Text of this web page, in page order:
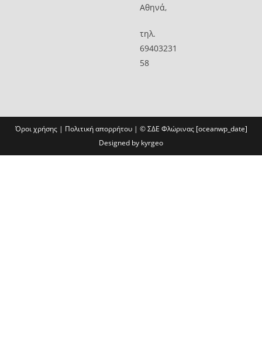
Αθηνά,
τηλ.
69403231
58
Όροι χρήσης| Πολιτική απορρήτου| ©ΣΔΕ Φλώρινας [oceanwp_date]
Designed by kyrgeo